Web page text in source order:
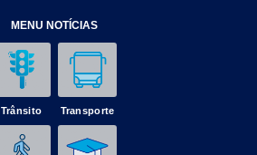
MENU NOTÍCIAS
Trânsito Transporte